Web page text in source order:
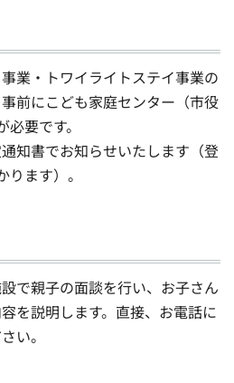
業・トワイライトステイ事業の
前にこども家庭センター（市役
要です。
知書でお知らせいたします（登
ます）。
で親子の面談を行い、お子さん
を説明します。直接、お電話に
い。